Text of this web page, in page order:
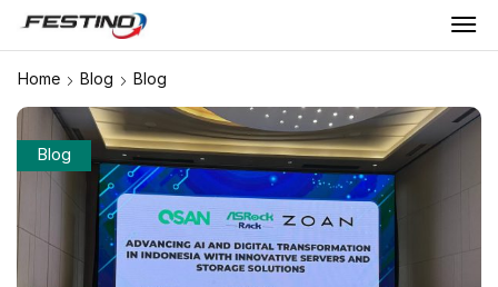
Home Blog Blog
Blog